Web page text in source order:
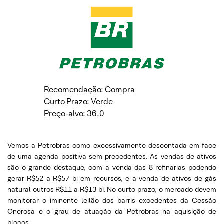
Recomendação: Compra
Curto Prazo: Verde
Preço-alvo: 36,0
Vemos a Petrobras como excessivamente descontada em face
de uma agenda positiva sem precedentes. As vendas de ativos
são o grande destaque, com a venda das 8 refinarias podendo
gerar R$52 a R$57 bi em recursos, e a venda de ativos de gás
natural outros R$11 a R$13 bi. No curto prazo, o mercado devem
monitorar o iminente leilão dos barris excedentes da Cessão
Onerosa e o grau de atuação da Petrobras na aquisição de